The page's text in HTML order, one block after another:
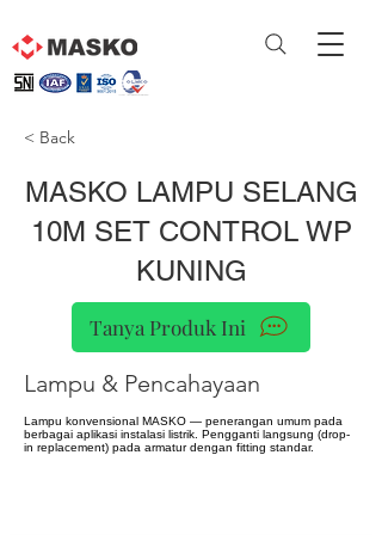
< Back
MASKO LAMPU SELANG
10M SET CONTROL WP
KUNING
Tanya Produk Ini
Lampu & Pencahayaan
Lampu konvensional MASKO — penerangan umum pada
berbagai aplikasi instalasi listrik. Pengganti langsung (drop-
in replacement) pada armatur dengan fitting standar.